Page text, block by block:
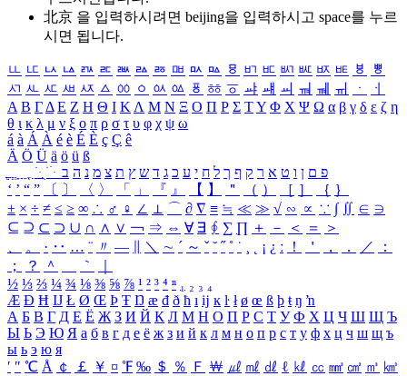
北京 을 입력하시려면 beijing을 입력하시고 space를 누르
시면 됩니다.
ㅥ ㅦ ㅧ ㅨ ㅩ ㅪ ㅫ ㅬ ㅭ ㅮ ㅯ ㅰ ㅱ ㅲ ㅳ ㅴ ㅵ ㅶ ㅷ ㅸ
ㅹ
ㅺ ㅻ ㅼ ㅽ ㅾ ㅿ ㆀ ㆁ ㆂ ㆃ ㆄ ㆅ ㆆ ㆇ ㆈ ㆉ ㆊ ㆋ ㆌ ㆍ
ㆎ
Α Β ΓΔ Ε Ζ Η Θ Ι ΚΛ Μ Ν Ξ Ο Π Ρ Σ ΤΥ Φ Χ Ψ Ω α β γ δ ε ζ η
θ ι κ λ μ ν ξ ο π ρ σ τ υ φ χ ψ ω
á à Á À é è É È ç Ç ê
Ä Ö Ü ä ö ü ß
ִֶֹ ֻּ ׁׂ פ ם ן ו ט א ר ק ף ך ל ח י ע כ ג ד ש ץ ת צ מ נ ה ב
‘ ’ “ ” 〔 〕 〈 〉 「 」 『 』 【 】 ＂ （ ） ［ ］ ｛ ｝
± × ÷ ≠ ≤ ≥ ∞ ∴ ♂ ♀ ∠ ⊥ ⌒ ∂ ∇ ≡ ≒ ≪ ≫ √ ∽ ∝ ∵ ∫ ∬ ∈ ∋
⊆ ⊇ ⊂ ⊃ ∪ ∩ ∧ ∨ ￢ ⇒ ⇔ ∀ ∃ ∮ ∑ ∏ ＋ － ＜ ＝
＞
、
。 · ‥ … ¨ 〃 ― ＼ ∼ ´ ～ ˇ ˘ ˝ ˚ ˙ ¸ ¡ ¿ ː ！ ＇ ， ． ／
：
；
？ ＾ ｀
½ ⅓ ⅔ ¼ ¾ ⅛ ⅜ ⅝ ⅞ ¹ ² ³ ⁴ ⁿ ₁ ₂ ₃ ₄
Æ Ð Ħ Ĳ Ł Ø Œ Þ Ŧ Ŋ æ đ ð ħ ı ĳ ĸ ŀ ł ø œ ß þ ŧ ŋ ŉ
А Б В Г Д Е Ё Ж З И Й К Л М Н О П Р С Т У Ф Х Ц Ч Ш Щ Ъ
Ы Ь Э Ю Я а б в г д е ё ж з и й к л м н о п р с т у ф х ц ч ш щ ъ
ы ь э ю я
′ ″ ℃ Å ￠ ￡ ￥ ¤ ℉ ‰ ＄ ％ Ｆ ￦ ㎕ ㎖ ㎗ ℓ ㎘ ㏄ ㎣ ㎤ ㎥ ㎦